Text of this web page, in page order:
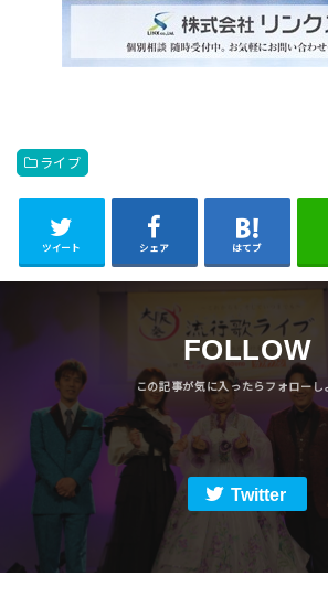
ライブ
ツイート シェア はてブ
FOLLOW
Twitter